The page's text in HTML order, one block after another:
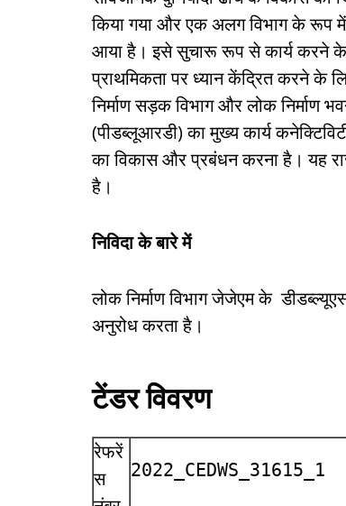
किया गया और एक अलग विभाग के रूप में
आया है। इसे सुचारू रूप से कार्य करने के
प्राथमिकता पर ध्यान केंद्रित करने के
निर्माण सड़क विभाग और लोक निर्माण
(पीडब्लूआरडी) का मुख्य कार्य
का विकास और प्रबंधन करना है। यह
है।
निविदा के बारे में
लोक निर्माण विभाग जेजेएम के
अनुरोध करता है।
टेंडर विवरण
रेफरें
स
2022_CEDWS_31615_1